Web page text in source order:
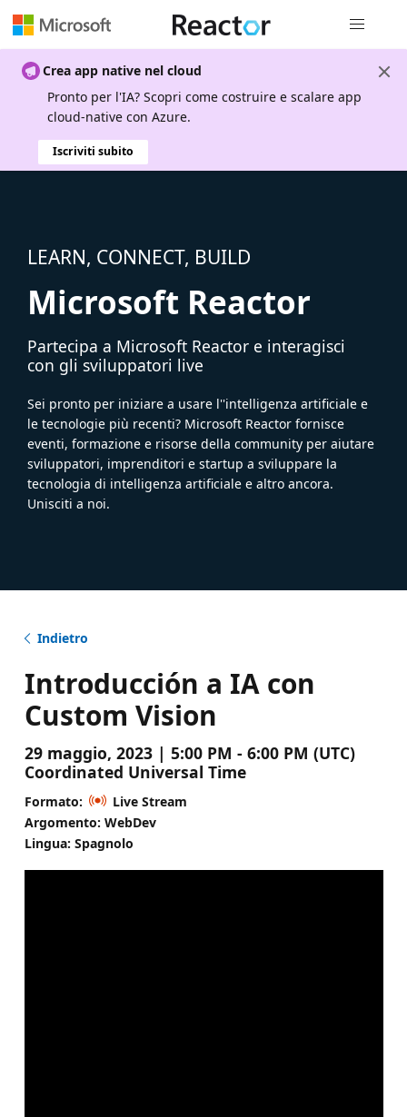
Crea app native nel cloud
Pronto per l'IA? Scopri come costruire e scalare app
cloud-native con Azure.
Iscriviti subito
LEARN, CONNECT, BUILD
Microsoft Reactor
Partecipa a Microsoft Reactor e interagisci
con gli sviluppatori live
Sei pronto per iniziare a usare l''intelligenza artificiale e
le tecnologie più recenti? Microsoft Reactor fornisce
eventi, formazione e risorse della community per aiutare
sviluppatori, imprenditori e startup a sviluppare la
tecnologia di intelligenza artificiale e altro ancora.
Unisciti a noi.
Indietro
Introducción a IA con
Custom Vision
29 maggio, 2023 | 5:00 PM - 6:00 PM (UTC)
Coordinated Universal Time
Formato:
Live Stream
Argomento: WebDev
Lingua: Spagnolo